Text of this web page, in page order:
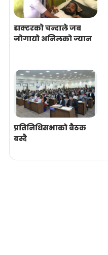
डाक्टरको चन्दाले जब
जोगायो अनिलको ज्यान
प्रतिनिधिसभाको बैठक
बस्दै